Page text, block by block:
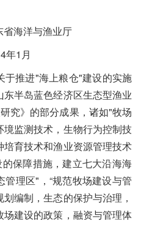
省海洋与渔业厅
年1月
于推进"海上粮仓"建设的实施
半岛蓝色经济区生态型渔业
究》的部分成果，诸如"牧场
监测技术，生物行为控制技
育技术和渔业资源管理技术
保障措施，建立七大沿海海
理区"，“规范牧场建设与管
编制，生态的保护与治理，
建设的政策，融资与管理体